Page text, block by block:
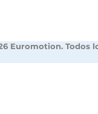
Euromotion. Todos